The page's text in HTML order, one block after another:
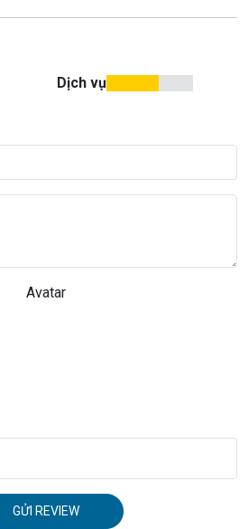
Dịch vụ
Avatar
GỬI REVIEW